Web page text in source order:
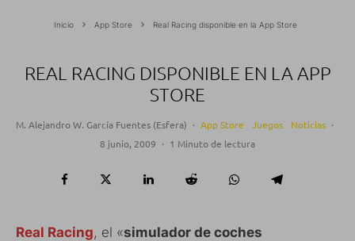
Inicio App Store Real Racing disponible en la App Store
REAL RACING DISPONIBLE EN LA APP
STORE
M. Alejandro W. García Fuentes (Esfera) · App Store Juegos Noticias ·
8 junio, 2009 · 1 Minuto de lectura
Real Racing, el «simulador de coches